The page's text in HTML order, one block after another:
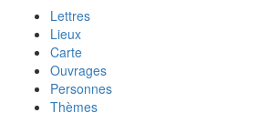
Lettres
Lieux
Carte
Ouvrages
Personnes
Thèmes